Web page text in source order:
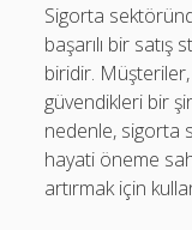
Sigorta
başarılı bir
biridir.
güvendikleri bir
nedenle, sigorta
hayati öneme
artırmak için